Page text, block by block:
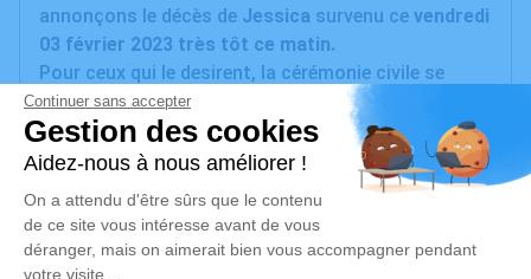
annonçons le décès de Jessica survenu ce vendredi
03 février 2023 très tôt ce matin.
Pour ceux qui le desirent, la cérémonie civile se
déroulera le vendredi 10 février 2023 à 14h45 à
l'adresse suivante : L'orme aux Bergers - 78114
Magny-les-Hameaux, suivie de l'inhumation au
Gia, Carole, Cidalia et Jean
Un service de plantation d’arbre hommage est